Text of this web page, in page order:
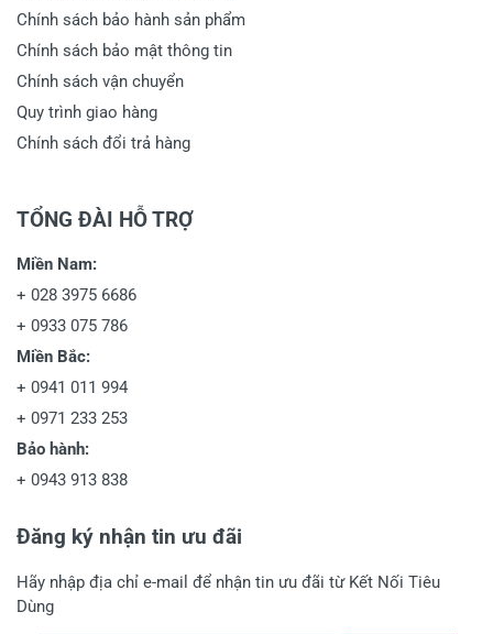
Chính sách bảo hành sản phẩm
Chính sách bảo mật thông tin
Chính sách vận chuyển
Quy trình giao hàng
Chính sách đổi trả hàng
TỔNG ĐÀI HỖ TRỢ
Miền Nam:
+ 028 3975 6686
+ 0933 075 786
Miền Bắc:
+ 0941 011 994
+ 0971 233 253
Bảo hành:
+ 0943 913 838
Đăng ký nhận tin ưu đãi
Hãy nhập địa chỉ e-mail để nhận tin ưu đãi từ Kết Nối Tiêu
Dùng